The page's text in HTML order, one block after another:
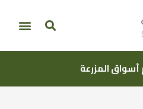
المزرعة